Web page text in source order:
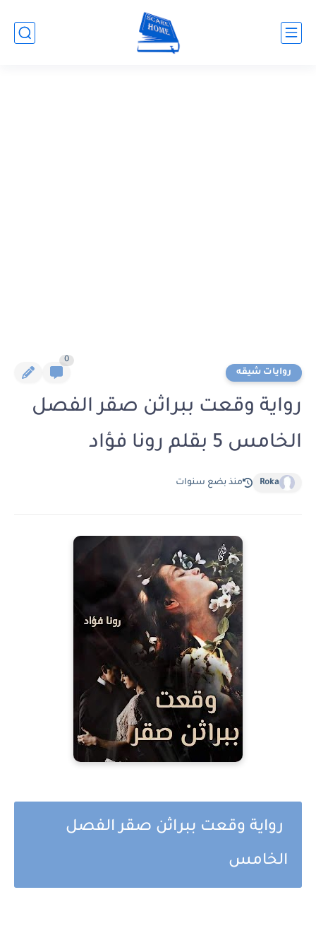
روايات شيقه
0
رواية وقعت ببراثن صقر الفصل
الخامس 5 بقلم رونا فؤاد
Roka منذ بضع سنوات
رواية وقعت ببراثن صقر الفصل
الخامس